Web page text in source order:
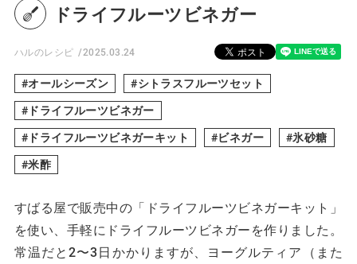
ドライフルーツビネガー
ハルのレシピ 2025.03.24
オールシーズン
シトラスフルーツセット
ドライフルーツビネガー
ドライフルーツビネガーキット
ビネガー
氷砂糖
米酢
すばる屋で販売中の「ドライフルーツビネガーキット」
を使い、手軽にドライフルーツビネガーを作りました。
常温だと2〜3日かかりますが、ヨーグルティア（また